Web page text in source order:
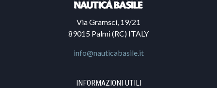
Via Gramsci, 19/21
89015 Palmi (RC) ITALY
info@nauticabasile.it
INFORMAZIONI UTILI